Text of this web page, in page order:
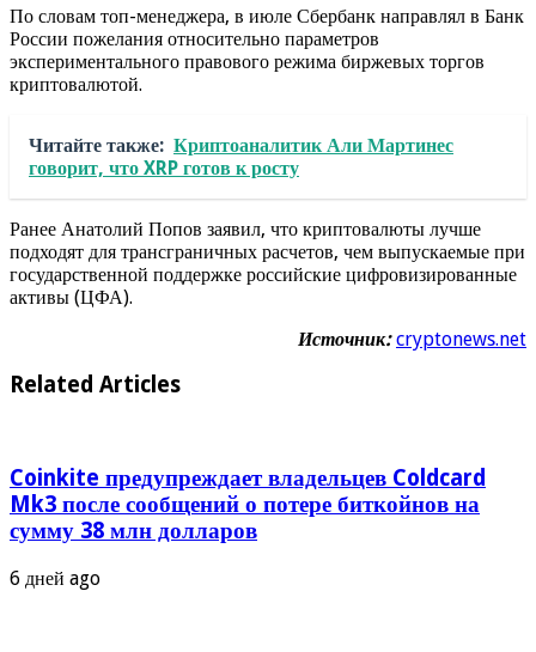
По словам топ-менеджера, в июле Сбербанк направлял в Банк
России пожелания относительно параметров
экспериментального правового режима биржевых торгов
криптовалютой.
Читайте также: Криптоаналитик Али Мартинес
говорит, что XRP готов к росту
Ранее Анатолий Попов заявил, что криптовалюты лучше
подходят для трансграничных расчетов, чем выпускаемые при
государственной поддержке российские цифровизированные
активы (ЦФА).
Источник: cryptonews.net
Related Articles
Coinkite предупреждает владельцев Coldcard
Mk3 после сообщений о потере биткойнов на
сумму 38 млн долларов
6 дней ago